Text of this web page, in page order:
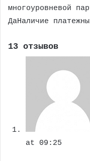
многоуровневой
ДаНаличие
13 отзывов
at 09:25